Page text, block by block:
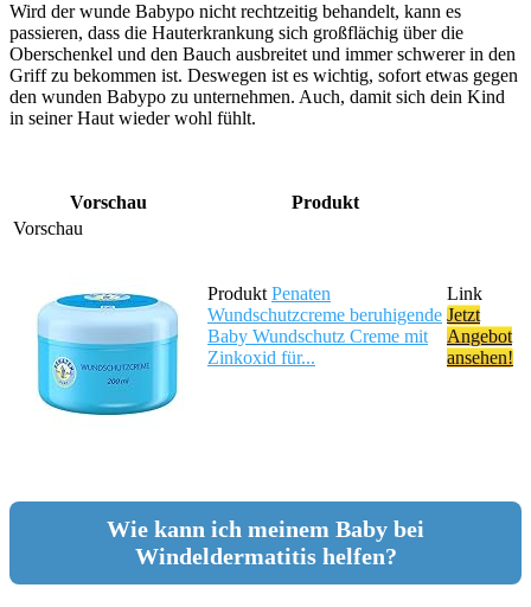
Wird der wunde Babypo nicht rechtzeitig behandelt, kann es
passieren, dass die Hauterkrankung sich großflächig über die
Oberschenkel und den Bauch ausbreitet und immer schwerer in den
Griff zu bekommen ist. Deswegen ist es wichtig, sofort etwas gegen
den wunden Babypo zu unternehmen. Auch, damit sich dein Kind
in seiner Haut wieder wohl fühlt.
Vorschau Produkt
Penaten
Wundschutzcreme beruhigende
Baby Wundschutz Creme mit
Zinkoxid für...
Jetzt
Angebot
ansehen!
Wie kann ich meinem Baby bei
Windeldermatitis helfen?